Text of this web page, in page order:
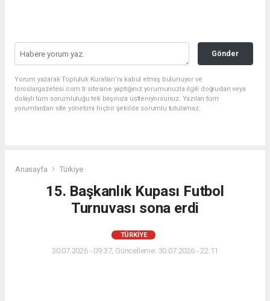
Gönder
Yorum yazarak Topluluk Kuralları’nı kabul etmiş bulunuyor ve
toroslargazetesi.com.tr sitesine yaptığınız yorumunuzla ilgili doğrudan veya
dolaylı tüm sorumluluğu tek başınıza üstleniyorsunuz. Yazılan tüm
yorumlardan site yönetimi hiçbir şekilde sorumlu tutulamaz.
Anasayfa Türkiye
15. Başkanlık Kupası Futbol
Turnuvası sona erdi
TÜRKIYE
30.07.2026 - 09:37, Güncelleme: 30.07.2026 - 22:11